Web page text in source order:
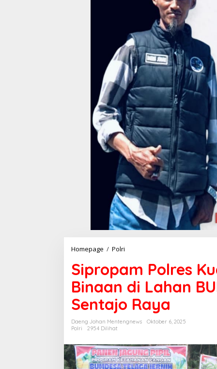
Homepage / Polri
p
r
o
p
a
m
P
o
r
e
s
Sipropam Polres
Binaan di Lahan
Sentajo Raya
Daeng Johan Mentengnews
Oktober 6, 2025
Polri
2954 Dilihat